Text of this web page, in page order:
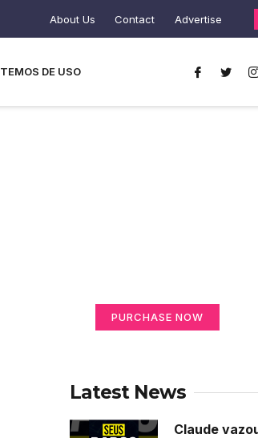
About Us Contact Advertise
TEMOS DE USO
PURCHASE NOW
Latest News
Claude